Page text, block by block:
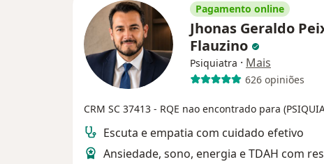
Pagamento online
Jhonas Geraldo
Flauzino
Psiquiatra · Mais
626 opiniões
CRM SC 37413 - RQE nao encontrado para
Escuta e empatia com cuidado efetivo
Ansiedade, sono, energia e TDAH com